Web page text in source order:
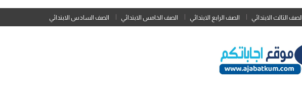
Skip
to
الصف الثالث الابتدائي الصف الرابع الابتدائي الصف الخامس الابتدائي الصف السادس الابتدائي